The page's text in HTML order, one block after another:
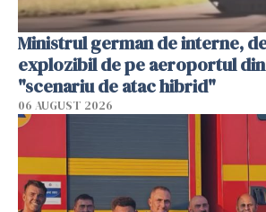
Ministrul german de interne,
explozibil de pe aeroportul
"scenariu de atac hibrid"
06 AUGUST 2026